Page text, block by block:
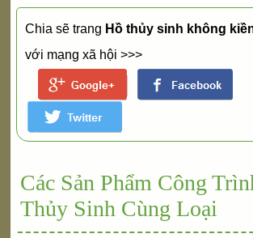
Chia sẽ trang Hồ thủy sinh không
với mạng xã hội >>>
Các Sản Phẩm Công
Thủy Sinh Cùng Loại